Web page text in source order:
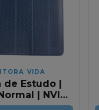
VIDA
de Estudo |
| NVI |
Luxo Azul